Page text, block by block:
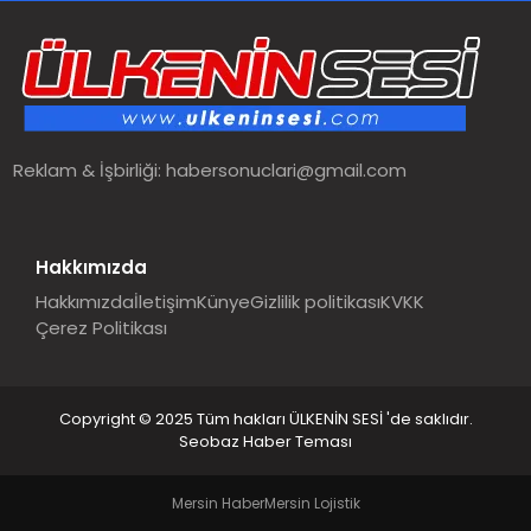
SPOR
TEKNOLOJI
YAŞAM
Reklam & İşbirliği:habersonuclari@gmail.com
Hakkımızda
HakkımızdaİletişimKünyeGizlilik politikasıKVKK
Çerez Politikası
Copyright © 2025 Tüm hakları ÜLKENİN SESİ 'de saklıdır.
Seobaz Haber Teması
Mersin HaberMersin Lojistik